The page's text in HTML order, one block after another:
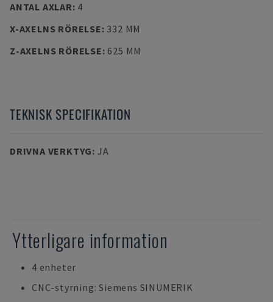
ANTAL AXLAR: 4
X-AXELNS RÖRELSE: 332 MM
Z-AXELNS RÖRELSE: 625 MM
TEKNISK SPECIFIKATION
DRIVNA VERKTYG: JA
Ytterligare information
4 enheter
CNC-styrning: Siemens SINUMERIK